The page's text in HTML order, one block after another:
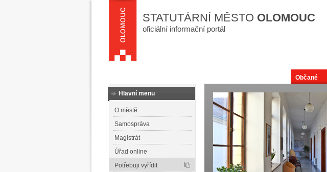
STATUTÁRNÍ MĚSTO OLOMOUC
oficiální informační portál
Hlavní menu
O městě
Samospráva
Magistrát
Úřad online
Potřebuji vyřídit
Občané